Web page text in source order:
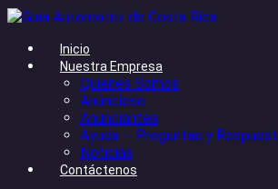
Inicio
Nuestra Empresa
Quienes Somos
Anúnciese
Anunciantes
Ayuda – Preguntas y
Noticias
Contáctenos